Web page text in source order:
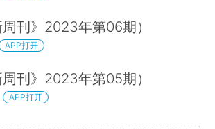
刊》2023年第06期）
APP打开
刊》2023年第05期）
APP打开